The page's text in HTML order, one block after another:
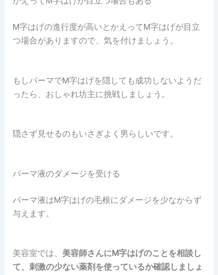
M字はげの進行度が高いとかえってM字はげが目立
つ場合がありますので、気を付けましょう。
もしパーマでM字はげを隠しても成功しないようだ
ったら、おしゃれ坊主に挑戦しましょう。
隠さず見せるのもいさぎよく男らしいです。
パーマ液のダメージを受ける
パーマ液はM字はげの毛根にダメージを少なからず
与えます。
美容室では、 美容師さんにM字はげのことを相談し
て、刺激の少ない薬剤を使っているか確認しましょ